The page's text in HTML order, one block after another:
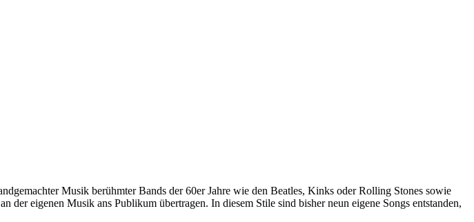
Musik berühmter Bands der 60er Jahre wie den Beatles, Kinks oder Rolling Stones sowie
eigenen Musik ans Publikum übertragen. In diesem Stile sind bisher neun eigene Songs entstanden,